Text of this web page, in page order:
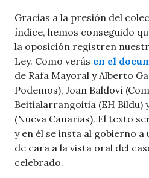
Gracias a la presión del
índice, hemos conseguido
la oposición registren
Ley. Como verás en el
de Rafa Mayoral y Alberto
Podemos), Joan Baldoví
Beitialarrangoitia (EH Bildu)
(Nueva Canarias). El texto
y en él se insta al gobierno
de cara a la vista oral del
celebrado.